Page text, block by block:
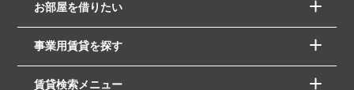
お部屋を借りたい
事業用賃貸を探す
賃貸検索メニュー